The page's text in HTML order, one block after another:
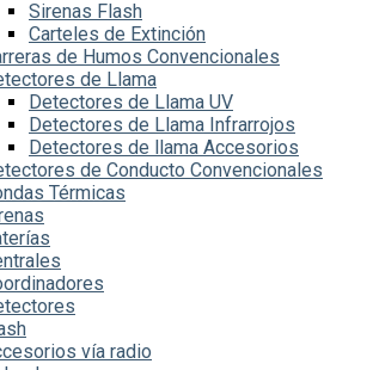
Sirenas Flash
Carteles de Extinción
de Humos Convencionales
de Llama
Detectores de Llama UV
Detectores de Llama Infrarrojos
Detectores de llama Accesorios
de Conducto Convencionales
Térmicas
vía radio